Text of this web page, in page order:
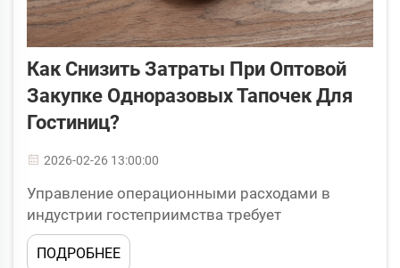
Как Снизить Затраты При Оптовой
Закупке Одноразовых Тапочек Для
Гостиниц?
2026-02-26 13:00:00
Управление операционными расходами в
индустрии гостеприимства требует
стратегических решений при закупках,
особенно в отношении таких необходимых
ПОДРОБНЕЕ